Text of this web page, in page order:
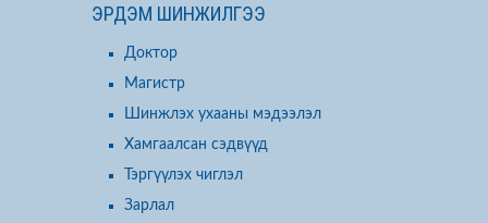
ЭРДЭМ ШИНЖИЛГЭЭ
Доктор
Магистр
Шинжлэх ухааны мэдээлэл
Хамгаалсан сэдвүүд
Тэргүүлэх чиглэл
Зарлал